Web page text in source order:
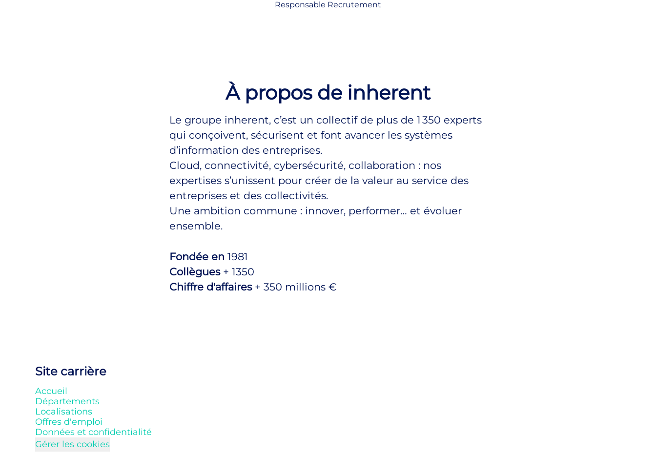
Responsable Recrutement
À propos de inherent
Le groupe inherent, c’est un collectif de plus de 1 350 experts
qui conçoivent, sécurisent et font avancer les systèmes
d’information des entreprises.
Cloud, connectivité, cybersécurité, collaboration : nos
expertises s’unissent pour créer de la valeur au service des
entreprises et des collectivités.
Une ambition commune : innover, performer… et évoluer
ensemble.
Fondée en 1981
Collègues + 1350
Chiffre d'affaires + 350 millions €
Site carrière
Accueil
Départements
Localisations
Offres d'emploi
Données et confidentialité
Gérer les cookies